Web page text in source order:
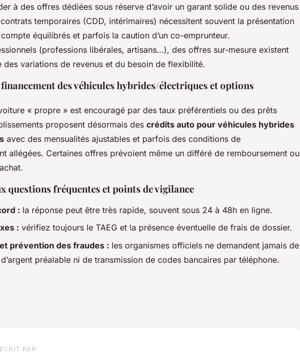
à des offres dédiées sous réserve d’avoir un garant solide ou des revenus
temporaires (CDD, intérimaires) nécessitent souvent la présentation
équilibrés et parfois la caution d’un co-emprunteur.
(professions libérales, artisans…), des offres sur-mesure existent
des variations de revenus et du besoin de flexibilité.
des véhicules hybrides/électriques et options
« propre » est encouragé par des taux préférentiels ou des prêts
proposent désormais des crédits auto pour véhicules hybrides
avec des mensualités ajustables et parfois des conditions de
allégées. Certaines offres prévoient même un différé de remboursement ou
questions fréquentes et points de vigilance
: la réponse peut être très rapide, souvent sous 24 à 48h en ligne.
: vérifiez toujours le TAEG et la présence éventuelle de frais de dossier.
prévention des fraudes : les organismes officiels ne demandent jamais de
préalable ni de transmission de codes bancaires par téléphone.
ECRIT PAR